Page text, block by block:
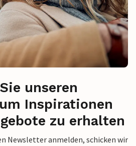
unseren
Inspirationen
zu erhalten
Newsletter anmelden, schicken wir